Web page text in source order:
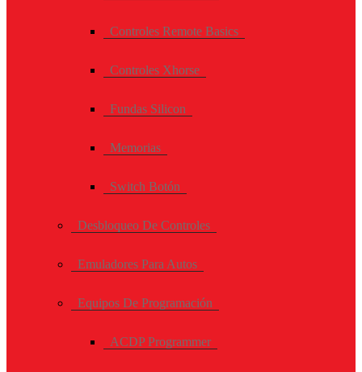
Controles Remote Basics
Controles Xhorse
Fundas Silicon
Memorias
Switch Botón
Desbloqueo De Controles
Emuladores Para Autos
Equipos De Programación
ACDP Programmer